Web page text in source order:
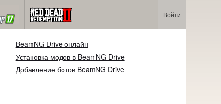
Войти
BeamNG Drive онлайн
Установка модов в BeamNG Drive
Добавление ботов BeamNG Drive